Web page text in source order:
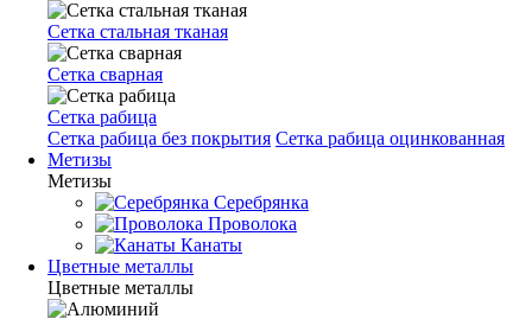
Сетка стальная тканая
Сетка сварная
Сетка рабица
Сетка рабица без покрытия Сетка рабица оцинкованная
Метизы
Метизы
Серебрянка
Проволока
Канаты
Цветные металлы
Цветные металлы